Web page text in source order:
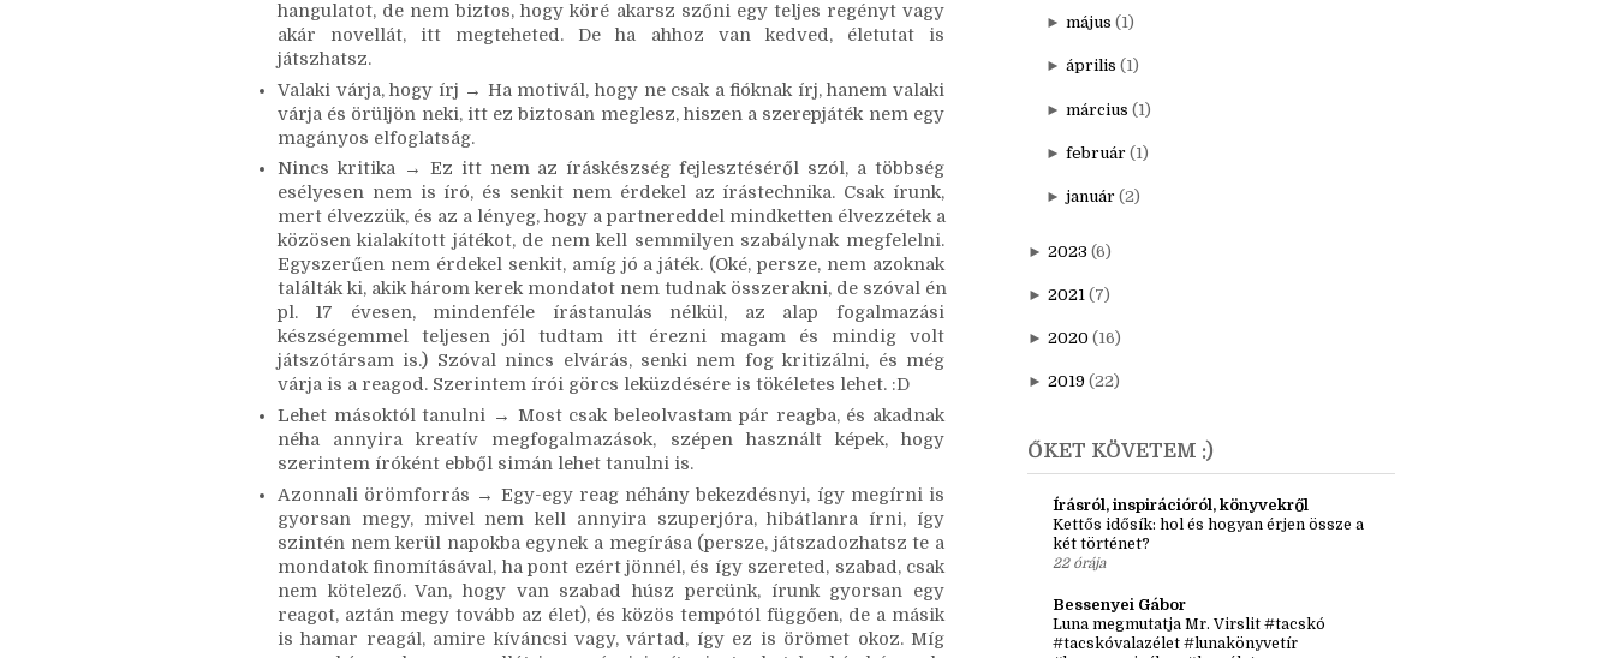
csatornapatkánynak vagy épp bölcs varázslónak lenni (mágiarendszere is
van a világnak).
Nem hosszútávú elköteleződés → Ha csak kipróbálnál egy karaktert, egy
hangulatot, de nem biztos, hogy köré akarsz szőni egy teljes regényt vagy
akár novellát, itt megteheted. De ha ahhoz van kedved, életutat is
játszhatsz.
Valaki várja, hogy írj → Ha motivál, hogy ne csak a fióknak írj, hanem valaki
várja és örüljön neki, itt ez biztosan meglesz, hiszen a szerepjáték nem egy
magányos elfoglatság.
Nincs kritika → Ez itt nem az íráskészség fejlesztéséről szól, a többség
esélyesen nem is író, és senkit nem érdekel az írástechnika. Csak írunk,
mert élvezzük, és az a lényeg, hogy a partnereddel mindketten élvezzétek a
közösen kialakított játékot, de nem kell semmilyen szabálynak megfelelni.
Egyszerűen nem érdekel senkit, amíg jó a játék. (Oké, persze, nem azoknak
találták ki, akik három kerek mondatot nem tudnak összerakni, de szóval én
pl. 17 évesen, mindenféle írástanulás nélkül, az alap fogalmazási
készségemmel teljesen jól tudtam itt érezni magam és mindig volt
játszótársam is.) Szóval nincs elvárás, senki nem fog kritizálni, és még
várja is a reagod. Szerintem írói görcs leküzdésére is tökéletes lehet. :D
Lehet másoktól tanulni → Most csak beleolvastam pár reagba, és akadnak
néha annyira kreatív megfogalmazások, szépen használt képek, hogy
szerintem íróként ebből simán lehet tanulni is.
Azonnali örömforrás → Egy-egy reag néhány bekezdésnyi, így megírni is
gyorsan megy, mivel nem kell annyira szuperjóra, hibátlanra írni, így
szintén nem kerül napokba egynek a megírása (persze, játszadozhatsz te a
mondatok finomításával, ha pont ezért jönnél, és így szereted, szabad, csak
► július (2)
► június (1)
► május (1)
► április (1)
► március (1)
► 2023 (6)
► 2021 (7)
►2019 (22)
ŐKET KÖVETEM :)
Kettős idősík: hol és hogyan érjen össze a
két történet?
22 órája